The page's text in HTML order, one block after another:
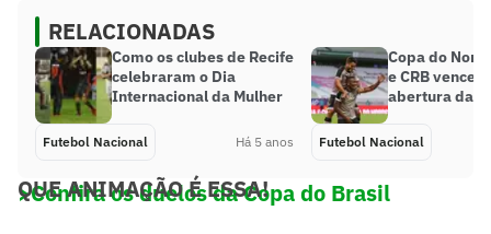
RELACIONADAS
Como os clubes de Recife
celebraram o Dia
Internacional da Mulher
Futebol Nacional Há 5 anos
Copa do
e CRB
abertura da
Futebol Nacional
>Confira os duelos da Copa do Brasil
QUE ANIMAÇÃO É ESSA!